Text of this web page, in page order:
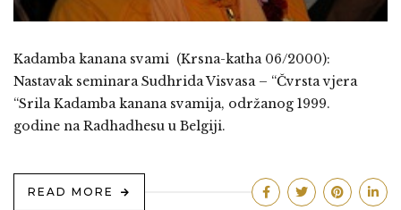
Kadamba kanana svami (Krsna-katha 06/2000):
Nastavak seminara Sudhrida Visvasa – “Čvrsta vjera
“Srila Kadamba kanana svamija, održanog 1999.
godine na Radhadhesu u Belgiji.
READ MORE